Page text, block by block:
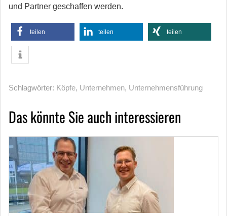
und Partner geschaffen werden.
teilen teilen teilen
Schlagwörter: Köpfe, Unternehmen, Unternehmensführung
Das könnte Sie auch interessieren